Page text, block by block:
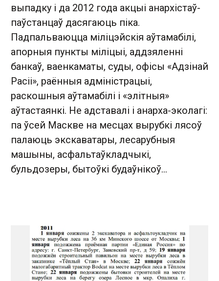
выпадку і да 2012 года акцыі анархістаў-
паўстанцаў дасягаюць піка.
Падпальваюцца міліцэйскія аўтамабілі,
апорныя пункты міліцыі, аддзяленні
банкаў, ваенкаматы, суды, офісы «Адзінай
Расіі», раённыя адміністрацыі,
раскошныя аўтамабілі і «элітныя»
аўтастаянкі. Не адставалі і анарха-эколагі:
па ўсей Маскве на месцах вырубкі лясоў
палаюць экскаватары, лесарубныя
машыны, асфальтаўкладчыкі,
бульдозеры, бытоўкі будаўнікоў…